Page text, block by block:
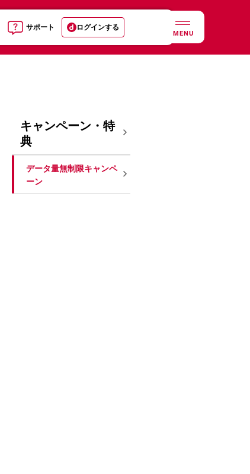
サポート ログインする
MENU
キャンペーン・特
典
データ量無制限キャンペ
ーン